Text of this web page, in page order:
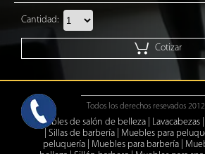
Cantidad:
Cotizar
Todos los derechos resevados
Muebles de salón de belleza| Lavacabezas|
Sillas de barbería Muebles para
peluquería| Muebles para barbería|